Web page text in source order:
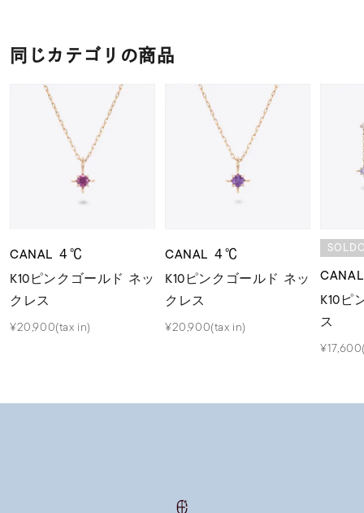
同じカテゴリの商品
CANAL ４℃
K10ピンクゴールド ネッ
クレス
¥20,900(tax in)
CANAL ４℃
K10ピンクゴールド ネッ
クレス
¥20,900(tax in)
K10ピ
ス